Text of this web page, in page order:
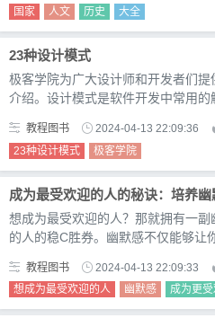
国家 人文 历史 大全
23种设计模式
极客学院为广大设计师和开发者们
介绍。设计模式是软件开发中常用的
教程图书 2024-04-13 22:09:36
23种设计模式 极客学院
成为最受欢迎的人的秘诀：培养幽
想成为最受欢迎的人？那就拥有一
的人的稳C胜券。幽默感不仅能够让
教程图书 2024-04-13 22:09:33
想成为最受欢迎的人 幽默感 成为更